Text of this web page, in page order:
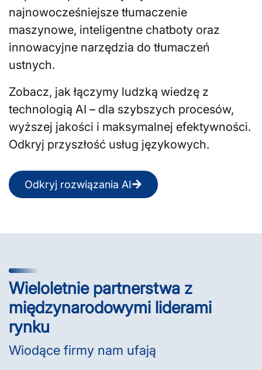
najnowocześniejsze tłumaczenie
maszynowe, inteligentne chatboty oraz
innowacyjne narzędzia do tłumaczeń
ustnych.
Zobacz, jak łączymy ludzką wiedzę z
technologią AI – dla szybszych procesów,
wyższej jakości i maksymalnej efektywności.
Odkryj przyszłość usług językowych.
Odkryj rozwiązania AI
Wieloletnie partnerstwa z
międzynarodowymi liderami
rynku
Wiodące firmy nam ufają